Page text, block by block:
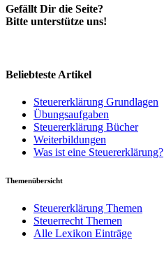
Gefällt Dir die Seite?
Bitte unterstütze uns!
Beliebteste Artikel
Steuererklärung Grundlagen
Übungsaufgaben
Steuererklärung Bücher
Weiterbildungen
Was ist eine Steuererklärung?
Themenübersicht
Steuererklärung Themen
Steuerrecht Themen
Alle Lexikon Einträge